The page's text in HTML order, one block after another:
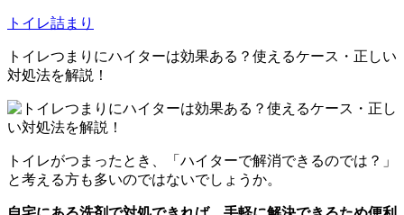
トイレ詰まり
トイレつまりにハイターは効果ある？使えるケース・正しい
対処法を解説！
トイレがつまったとき、「ハイターで解消できるのでは？」
と考える方も多いのではないでしょうか。